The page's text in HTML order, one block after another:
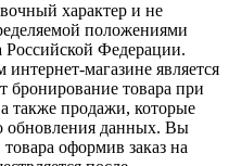
характер и не
положениями
Российской Федерации.
магазине является
бронирование товара при
также продажи, которые
обновления данных. Вы
оформив заказ на